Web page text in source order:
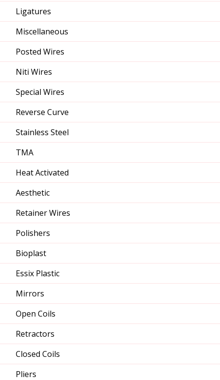
Ligatures
Miscellaneous
Posted Wires
Niti Wires
Special Wires
Reverse Curve
Stainless Steel
TMA
Heat Activated
Aesthetic
Retainer Wires
Polishers
Bioplast
Essix Plastic
Mirrors
Open Coils
Retractors
Closed Coils
Pliers